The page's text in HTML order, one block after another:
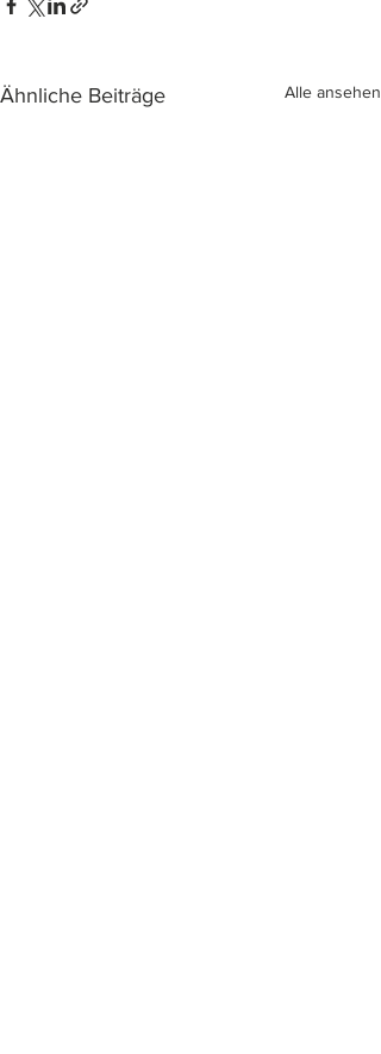
Ähnliche Beiträge Alle ansehen